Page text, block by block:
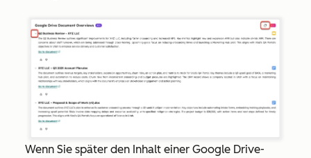
Wenn Sie später den Inhalt einer Google Drive-